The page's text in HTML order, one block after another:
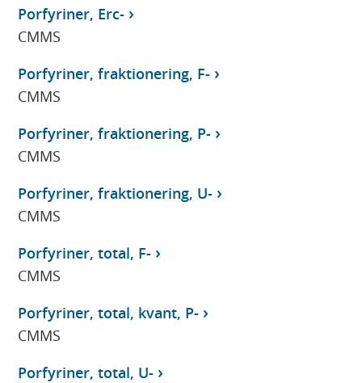
Porfyriner, Erc-
CMMS
Porfyriner, fraktionering, F-
CMMS
Porfyriner, fraktionering, P-
CMMS
Porfyriner, fraktionering, U-
CMMS
Porfyriner, total, F-
CMMS
Porfyriner, total, kvant, P-
CMMS
Porfyriner, total, U-